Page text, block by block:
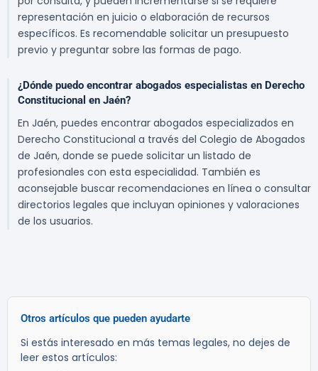
representación en juicio o elaboración de recursos
específicos. Es recomendable solicitar un presupuesto
previo y preguntar sobre las formas de pago.
¿Dónde puedo encontrar abogados especialistas en Derecho
Constitucional en Jaén?
En Jaén, puedes encontrar abogados especializados en
Derecho Constitucional a través del Colegio de Abogados
de Jaén, donde se puede solicitar un listado de
profesionales con esta especialidad. También es
aconsejable buscar recomendaciones en línea o consultar
directorios legales que incluyan opiniones y valoraciones
de los usuarios.
Otros artículos que pueden ayudarte
Si estás interesado en más temas legales, no dejes de
leer estos artículos: